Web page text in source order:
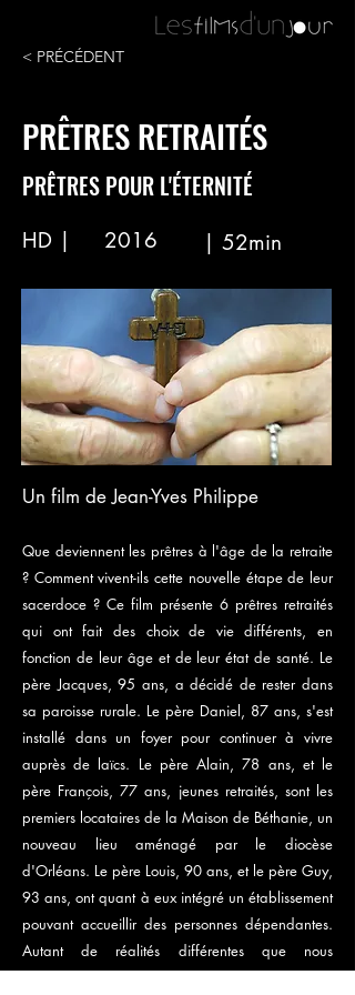
< PRÉCÉDENT
PRÊTRES RETRAITÉS
PRÊTRES POUR L'ÉTERNITÉ
HD | 2016 | 52min
Un film de Jean-Yves Philippe
Que deviennent les prêtres à l'âge de la retraite
? Comment vivent-ils cette nouvelle étape de leur
sacerdoce ? Ce film présente 6 prêtres retraités
qui ont fait des choix de vie différents, en
fonction de leur âge et de leur état de santé. Le
père Jacques, 95 ans, a décidé de rester dans
sa paroisse rurale. Le père Daniel, 87 ans, s'est
installé dans un foyer pour continuer à vivre
auprès de laïcs. Le père Alain, 78 ans, et le
père François, 77 ans, jeunes retraités, sont les
premiers locataires de la Maison de Béthanie, un
nouveau lieu aménagé par le diocèse
d'Orléans. Le père Louis, 90 ans, et le père Guy,
93 ans, ont quant à eux intégré un établissement
pouvant accueillir des personnes dépendantes.
Autant de réalités différentes que nous
découvrons avec chacun d'eux ainsi qu'avec les